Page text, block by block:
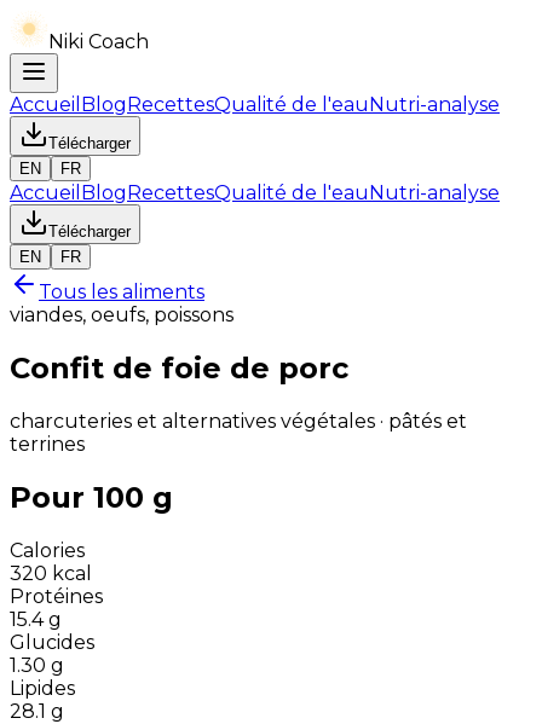
Niki Coach
Accueil BlogRecettesQualité de l'eauNutri-analyse
Télécharger
EN
FR
Accueil BlogRecettesQualité de l'eauNutri-analyse
Télécharger
EN
FR
Tous les aliments
viandes, oeufs, poissons
Confit de foie de porc
charcuteries et alternatives végétales · pâtés et
terrines
Pour 100 g
Calories
320 kcal
Protéines
15.4 g
Glucides
1.30 g
Lipides
28.1 g